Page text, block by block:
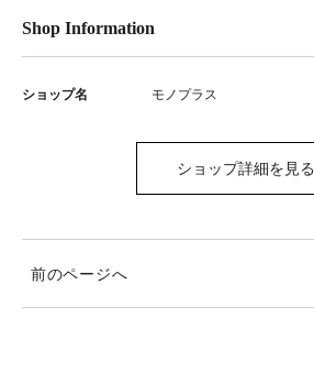
Shop Information
ショップ名 モノプラス
ショップ詳細を見る
前のページへ